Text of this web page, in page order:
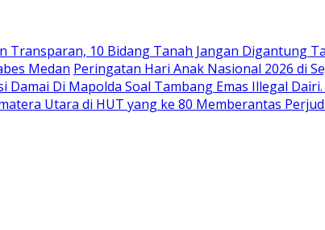
Transparan, 10 Bidang Tanah Jangan Digantung
Medan Peringatan Hari Anak Nasional 2026 di
Damai Di Mapolda Soal Tambang Emas Illegal
Utara di HUT yang ke 80 Memberantas